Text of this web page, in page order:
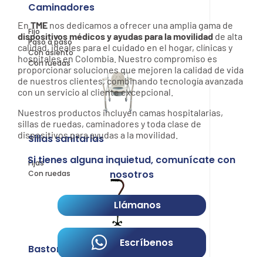
Caminadores
Fijo
Paso a paso
Con asiento
Con ruedas
Sillas sanitarias
Fijas
Con ruedas
Bastones y muletas
En TMEnos dedicamos a ofrecer una amplia gama de
dispositivos médicos y ayudas para la movilidadde alta
calidad, ideales para el cuidado en el hogar, clínicas y
hospitales en Colombia. Nuestro compromiso es
proporcionar soluciones que mejoren la calidad de vida
de nuestros clientes, combinando tecnología avanzada
con un servicio al cliente excepcional.
Nuestros productos incluyen camas hospitalarias,
sillas de ruedas, caminadores y toda clase de
dispositivos para ayudas a la movilidad.
Si tienes alguna inquietud, comunícate con
nosotros
Llámanos
Escríbenos